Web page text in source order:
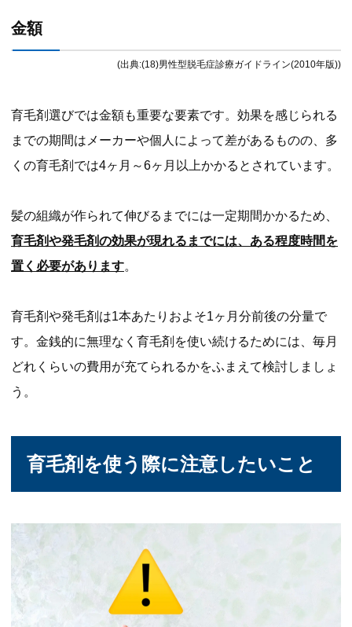
金額
(出典:(18)男性型脱毛症診療ガイドライン(2010年版))
育毛剤選びでは金額も重要な要素です。効果を感じられる
までの期間はメーカーや個人によって差があるものの、多
くの育毛剤では4ヶ月～6ヶ月以上かかるとされています。
髪の組織が作られて伸びるまでには一定期間かかるため、
育毛剤や発毛剤の効果が現れるまでには、ある程度時間を
置く必要があります。
育毛剤や発毛剤は1本あたりおよそ1ヶ月分前後の分量で
す。金銭的に無理なく育毛剤を使い続けるためには、毎月
どれくらいの費用が充てられるかをふまえて検討しましょ
う。
育毛剤を使う際に注意したいこと